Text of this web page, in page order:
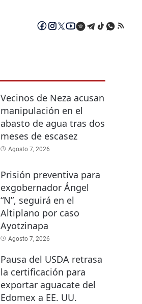
Vecinos de Neza acusan
manipulación en el
abasto de agua tras dos
meses de escasez
Agosto 7, 2026
Prisión preventiva para
exgobernador Ángel
“N”, seguirá en el
Altiplano por caso
Ayotzinapa
Agosto 7, 2026
Pausa del USDA retrasa
la certificación para
exportar aguacate del
Edomex a EE. UU.